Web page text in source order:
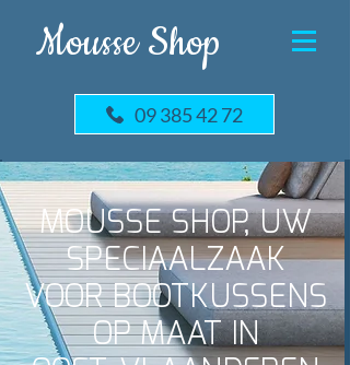
Mousse Shop
09 385 42 72
MOUSSE SHOP, UW
SPECIAALZAAK
VOOR BOOTKUSSENS
OP MAAT IN